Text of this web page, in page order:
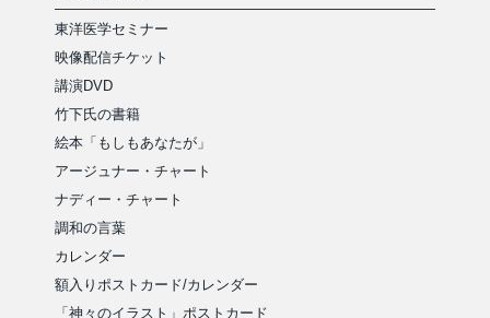
東洋医学セミナー
映像配信チケット
講演DVD
竹下氏の書籍
絵本「もしもあなたが」
アージュナー・チャート
ナディー・チャート
調和の言葉
カレンダー
額入りポストカード/カレンダー
「神々のイラスト」ポストカード